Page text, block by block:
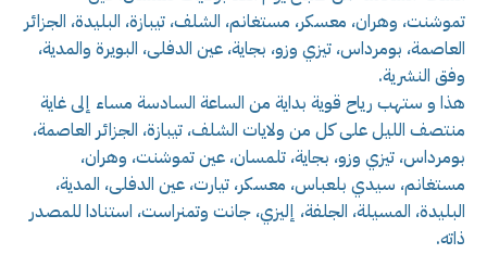
تموشنت، وهران، معسكر، مستغانم، الشلف، تيبازة، البليدة، الجزائر
العاصمة، بومرداس، تيزي وزو، بجاية، عين الدفلى، البويرة والمدية،
وفق النشرية.
هذا و ستهب رياح قوية بداية من الساعة السادسة مساء إلى غاية
منتصف الليل على كل من ولايات الشلف، تيبازة، الجزائر العاصمة،
بومرداس، تيزي وزو، بجاية، تلمسان، عين تموشنت، وهران،
مستغانم، سيدي بلعباس، معسكر، تيارت، عين الدفلى، المدية،
البليدة، المسيلة، الجلفة، إليزي، جانت وتمنراست، استنادا للمصدر
ذاته.